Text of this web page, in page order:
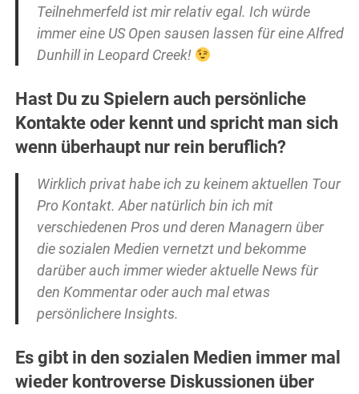
Teilnehmerfeld ist mir relativ egal. Ich würde
immer eine US Open sausen lassen für eine Alfred
Dunhill in Leopard Creek!
Hast Du zu Spielern auch persönliche
Kontakte oder kennt und spricht man sich
wenn überhaupt nur rein beruflich?
Wirklich privat habe ich zu keinem aktuellen Tour
Pro Kontakt. Aber natürlich bin ich mit
verschiedenen Pros und deren Managern über
die sozialen Medien vernetzt und bekomme
darüber auch immer wieder aktuelle News für
den Kommentar oder auch mal etwas
persönlichere Insights.
Es gibt in den sozialen Medien immer mal
wieder kontroverse Diskussionen über